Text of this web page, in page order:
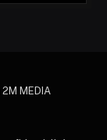
2M MEDIA